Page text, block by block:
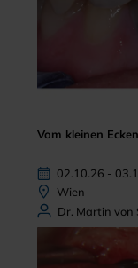
Vom kleinen
02.10.26 -
Wien
Dr. Martin von